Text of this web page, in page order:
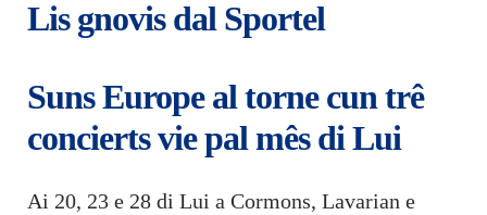
Lis gnovis dal Sportel
Suns Europe al torne cun trê
concierts vie pal mês di Lui
Ai 20, 23 e 28 di Lui a Cormons, Lavarian e